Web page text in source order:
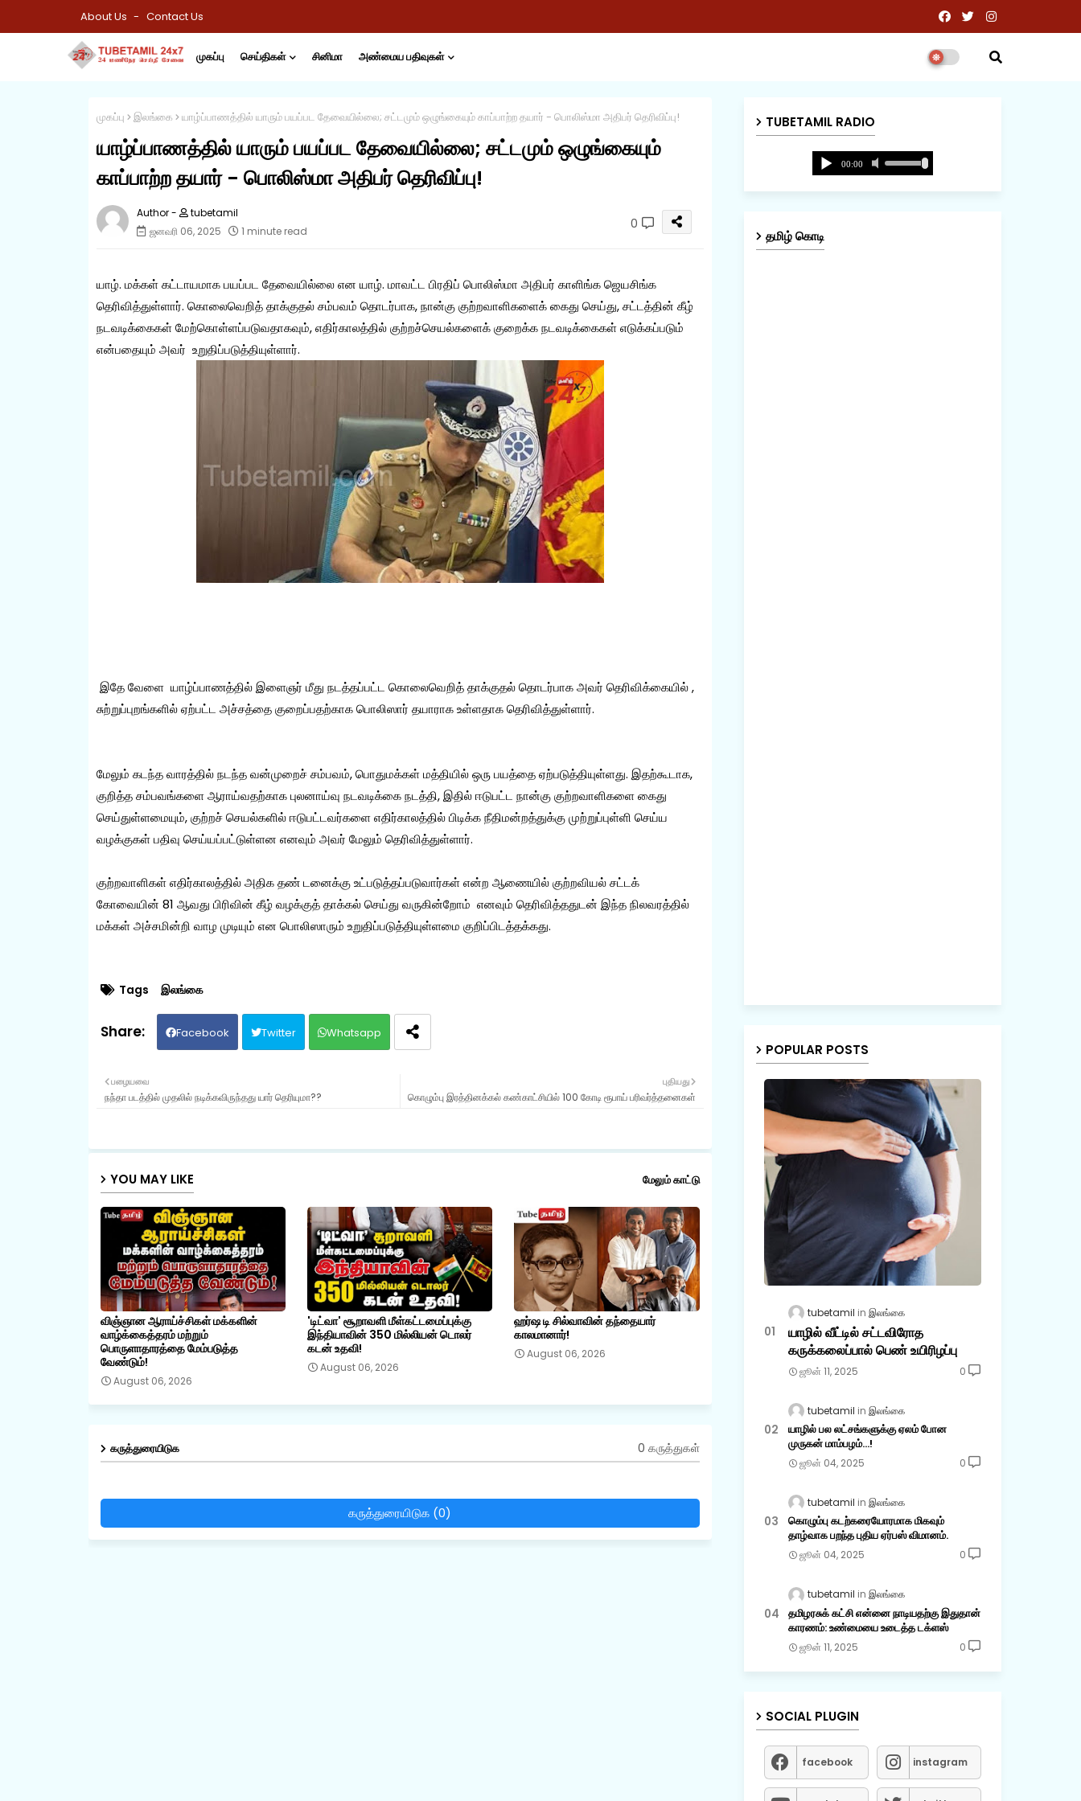
About Us Contact Us
முகப்பு செய்திகள் சினிமா அண்மைய பதிவுகள்
முகப்பு இலங்கை யாழ்ப்பாணத்தில் யாரும் பயப்பட தேவையில்லை; சட்டமும் ஒழுங்கையும் காப்பாற்ற தயார் - பொலிஸ்மா அதிபர் தெரிவிப்பு!
யாழ்ப்பாணத்தில் யாரும் பயப்பட தேவையில்லை; சட்டமும் ஒழுங்கையும்
காப்பாற்ற தயார் - பொலிஸ்மா அதிபர் தெரிவிப்பு!
tubetamil
ஜனவரி 06, 2025
1 minute read 0
யாழ். மக்கள் கட்டாயமாக பயப்பட தேவையில்லை என யாழ். மாவட்ட பிரதிப் பொலிஸ்மா அதிபர் காளிங்க ஜெயசிங்க
தெரிவித்துள்ளார். கொலைவெறித் தாக்குதல் சம்பவம் தொடர்பாக, நான்கு குற்றவாளிகளைக் கைது செய்து, சட்டத்தின் கீழ்
நடவடிக்கைகள் மேற்கொள்ளப்படுவதாகவும், எதிர்காலத்தில் குற்றச்செயல்களைக் குறைக்க நடவடிக்கைகள் எடுக்கப்படும்
என்பதையும் அவர் உறுதிப்படுத்தியுள்ளார்.
இதே வேளை யாழ்ப்பாணத்தில் இளைஞர் மீது நடத்தப்பட்ட கொலைவெறித் தாக்குதல் தொடர்பாக அவர் தெரிவிக்கையில் ,
சுற்றுப்புறங்களில் ஏற்பட்ட அச்சத்தை குறைப்பதற்காக பொலிஸார் தயாராக உள்ளதாக தெரிவித்துள்ளார்.
மேலும் கடந்த வாரத்தில் நடந்த வன்முறைச் சம்பவம், பொதுமக்கள் மத்தியில் ஒரு பயத்தை ஏற்படுத்தியுள்ளது. இதற்கூடாக,
குறித்த சம்பவங்களை ஆராய்வதற்காக புலனாய்வு நடவடிக்கை நடத்தி, இதில் ஈடுபட்ட நான்கு குற்றவாளிகளை கைது
செய்துள்ளமையும், குற்றச் செயல்களில் ஈடுபட்டவர்களை எதிர்காலத்தில் பிடிக்க நீதிமன்றத்துக்கு முற்றுப்புள்ளி செய்ய
வழக்குகள் பதிவு செய்யப்பட்டுள்ளன எனவும் அவர் மேலும் தெரிவித்துள்ளார்.
குற்றவாளிகள் எதிர்காலத்தில் அதிக தண் டனைக்கு உட்படுத்தப்படுவார்கள் என்ற ஆணையில் குற்றவியல் சட்டக்
கோவையின் 81 ஆவது பிரிவின் கீழ் வழக்குத் தாக்கல் செய்து வருகின்றோம் எனவும் தெரிவித்ததுடன் இந்த நிலவரத்தில்
மக்கள் அச்சமின்றி வாழ முடியும் என பொலிஸாரும் உறுதிப்படுத்தியுள்ளமை குறிப்பிடத்தக்கது.
Tags இலங்கை
Facebook Twitter Whatsapp
புதியது
கொழும்பு இரத்தினக்கல் கண்காட்சியில் 100 கோடி ரூபாய் பரிவர்த்தனைகள்
பழையவை
நந்தா படத்தில் முதலில் நடிக்கவிருந்தது யார் தெரியுமா??
YOU MAY LIKE மேலும் காட்டு
விஞ்ஞான ஆராய்ச்சிகள் மக்களின்
வாழ்க்கைத்தரம் மற்றும்
பொருளாதாரத்தை மேம்படுத்த
வேண்டும்!
August 06, 2026
'டிட்வா' சூறாவளி மீள்கட்டமைப்புக்கு
இந்தியாவின் 350 மில்லியன் டொலர்
கடன் உதவி!
August 06, 2026
ஹர்ஷ டி சில்வாவின் தந்தையார்
காலமானார்!
August 06, 2026
கருத்துரையிடுக 0 கருத்துகள்
கருத்துரையிடுக (0)
TUBETAMIL RADIO
தமிழ் கொடி
POPULAR POSTS
tubetamil இலங்கை
யாழில் வீட்டில் சட்டவிரோத
கருக்கலைப்பால் பெண் உயிரிழப்பு
ஜூன் 11, 2025 0
tubetamil இலங்கை
யாழில் பல லட்சங்களுக்கு ஏலம் போன
முருகன் மாம்பழம்...!
ஜூன் 04, 2025 0
tubetamil இலங்கை
கொழும்பு கடற்கரையோரமாக மிகவும்
தாழ்வாக பறந்த புதிய ஏர்பஸ் விமானம்.
ஜூன் 04, 2025 0
tubetamil இலங்கை
தமிழரசுக் கட்சி என்னை நாடியதற்கு இதுதான்
காரணம்: உண்மையை உடைத்த டக்ளஸ்
ஜூன் 11, 2025 0
SOCIAL PLUGIN
facebook instagram